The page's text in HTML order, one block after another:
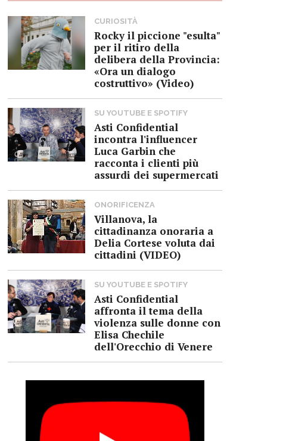
CURIOSITÀ
Rocky il piccione "esulta"
per il ritiro della
delibera della Provincia:
«Ora un dialogo
costruttivo» (Video)
SU YOUTUBE E SPOTIFY
Asti Confidential
incontra l'influencer
Luca Garbin che
racconta i clienti più
assurdi dei supermercati
ONORIFICENZA
Villanova, la
cittadinanza onoraria a
Delia Cortese voluta dai
cittadini (VIDEO)
SU YOUTUBE E SPOTIFY
Asti Confidential
affronta il tema della
violenza sulle donne con
Elisa Chechile
dell'Orecchio di Venere